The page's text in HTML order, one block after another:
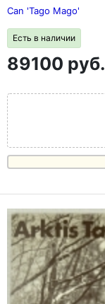
Can 'Tago Mago'
Есть в наличии
89100 руб.